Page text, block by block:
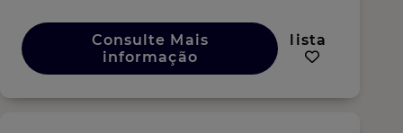
Consulte Mais
informação
lista